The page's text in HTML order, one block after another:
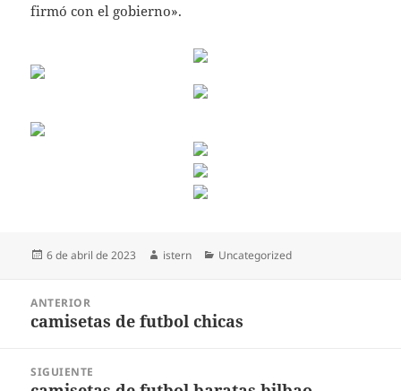
firmó con el gobierno».
Publicado
6 de abril de 2023 Autor
istern Categorías
Uncategorized
entradas
ANTERIOR
Entrada
camisetas de futbol chicas
SIGUIENTE